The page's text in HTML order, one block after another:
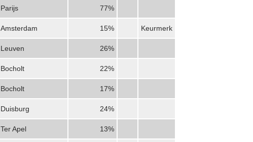
Parijs 77%
Amsterdam 15% Keurmerk
Leuven 26%
Bocholt 22%
Bocholt 17%
Duisburg 24%
Ter Apel 13%